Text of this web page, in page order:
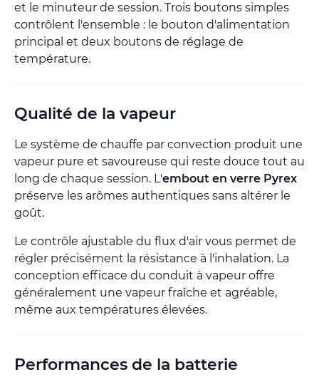
et le minuteur de session. Trois boutons simples
contrôlent l'ensemble : le bouton d'alimentation
principal et deux boutons de réglage de
température.
Qualité de la vapeur
Le système de chauffe par convection produit une
vapeur pure et savoureuse qui reste douce tout au
long de chaque session. L'embout en verre Pyrex
préserve les arômes authentiques sans altérer le
goût.
Le contrôle ajustable du flux d'air vous permet de
régler précisément la résistance à l'inhalation. La
conception efficace du conduit à vapeur offre
généralement une vapeur fraîche et agréable,
même aux températures élevées.
Performances de la batterie